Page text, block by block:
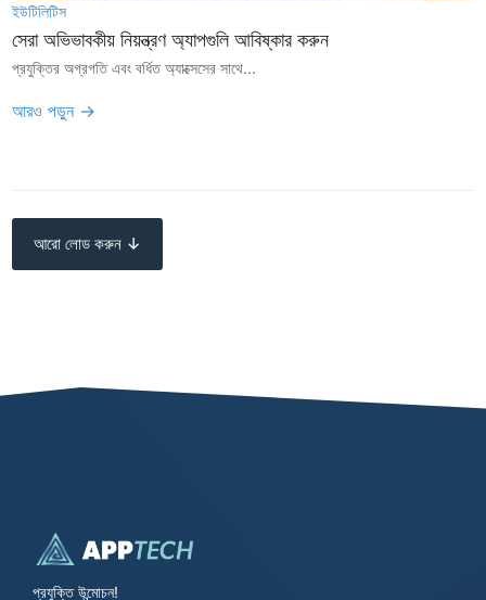
ইউটিলিটিস
সেরা অভিভাবকীয় নিয়ন্ত্রণ অ্যাপগুলি আবিষ্কার করুন
প্রযুক্তির অগ্রগতি এবং বর্ধিত অ্যাক্সেসের সাথে...
আরও পড়ুন →
আরো লোড করুন ↓
প্রযুক্তি উন্মোচন!